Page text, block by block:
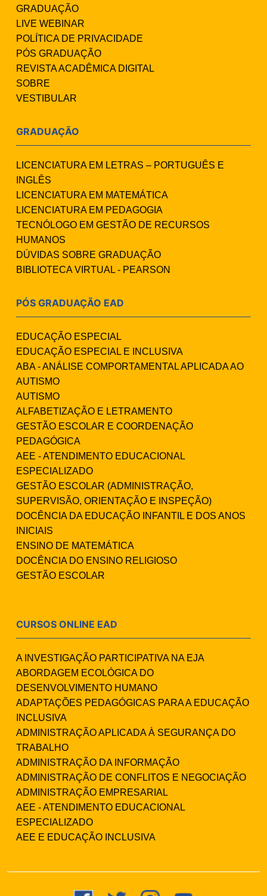
GRADUAÇÃO
LIVE WEBINAR
POLÍTICA DE PRIVACIDADE
PÓS GRADUAÇÃO
REVISTA ACADÊMICA DIGITAL
SOBRE
VESTIBULAR
GRADUAÇÃO
LICENCIATURA EM LETRAS – PORTUGUÊS E
INGLÊS
LICENCIATURA EM MATEMÁTICA
LICENCIATURA EM PEDAGOGIA
TECNÓLOGO EM GESTÃO DE RECURSOS
HUMANOS
DÚVIDAS SOBRE GRADUAÇÃO
BIBLIOTECA VIRTUAL - PEARSON
PÓS GRADUAÇÃO EAD
EDUCAÇÃO ESPECIAL
EDUCAÇÃO ESPECIAL E INCLUSIVA
ABA - ANÁLISE COMPORTAMENTAL APLICADA AO
AUTISMO
AUTISMO
ALFABETIZAÇÃO E LETRAMENTO
GESTÃO ESCOLAR E COORDENAÇÃO
PEDAGÓGICA
AEE - ATENDIMENTO EDUCACIONAL
ESPECIALIZADO
GESTÃO ESCOLAR (ADMINISTRAÇÃO,
SUPERVISÃO, ORIENTAÇÃO E INSPEÇÃO)
DOCÊNCIA DA EDUCAÇÃO INFANTIL E DOS ANOS
INICIAIS
ENSINO DE MATEMÁTICA
DOCÊNCIA DO ENSINO RELIGIOSO
GESTÃO ESCOLAR
CURSOS ONLINE EAD
A INVESTIGAÇÃO PARTICIPATIVA NA EJA
ABORDAGEM ECOLÓGICA DO
DESENVOLVIMENTO HUMANO
ADAPTAÇÕES PEDAGÓGICAS PARA A EDUCAÇÃO
INCLUSIVA
ADMINISTRAÇÃO APLICADA À SEGURANÇA DO
TRABALHO
ADMINISTRAÇÃO DA INFORMAÇÃO
ADMINISTRAÇÃO DE CONFLITOS E NEGOCIAÇÃO
ADMINISTRAÇÃO EMPRESARIAL
AEE - ATENDIMENTO EDUCACIONAL
ESPECIALIZADO
AEE E EDUCAÇÃO INCLUSIVA